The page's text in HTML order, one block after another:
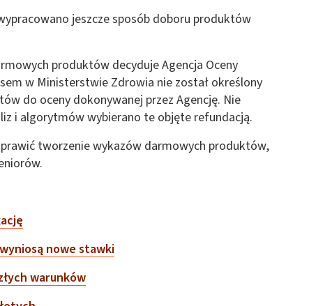
jeszcze sposób doboru produktów
produktów decyduje Agencja Oceny
w Ministerstwie Zdrowia nie został określony
do oceny dokonywanej przez Agencję. Nie
i algorytmów wybierano te objęte refundacją.
tworzenie wykazów darmowych produktów,
nowe stawki
warunków